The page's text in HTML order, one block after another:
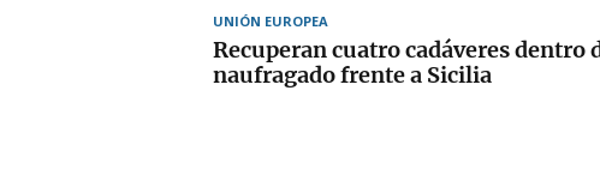
UNIÓN EUROPEA
Recuperan cuatro cadáveres dentro
naufragado frente a Sicilia